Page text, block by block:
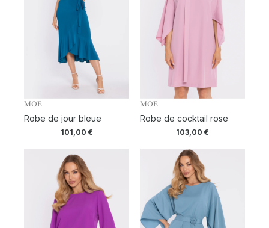
MOE
Robe de jour bleue
101,00 €
MOE
Robe de cocktail rose
103,00 €